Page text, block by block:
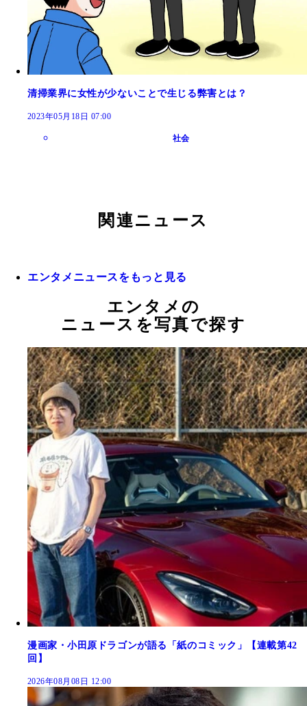
清掃業界に女性が少ないことで生じる弊害とは？
2023年05月18日 07:00
社会
関連ニュース
エンタメニュースをもっと見る
エンタメの
ニュースを写真で探す
漫画家・小田原ドラゴンが語る「紙のコミック」【連載第42
回】
2026年08月08日 12:00